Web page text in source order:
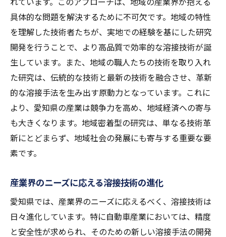
溶接技術の進化による製品イノベーション
安全性を高める溶接技術の開発
自動車産業と溶接技術の新たな接点とは
自動車製造における溶接技術の変遷
新素材対応の溶接技術の導入
未来の自動車産業を支える溶接技術
エコカー開発における溶接の役割
溶接技術と自動車デザインの関係
高精度溶接技術の背景と必要性
レーザー溶接技術の進化とその応用
職人技と先端技術が融合する溶接
精度を追求するための技術開発
具体的な問題を解決するために不可欠です。地域の特性
を理解した技術者たちが、実地での経験を基にした研究
開発を行うことで、より高品質で効率的な溶接技術が誕
生しています。また、地域の職人たちの技術を取り入れ
た研究は、伝統的な技術と最新の技術を融合させ、革新
的な溶接手法を生み出す原動力となっています。これに
より、愛知県の産業は競争力を高め、地域経済への寄与
も大きくなります。地域密着型の研究は、単なる技術革
新にとどまらず、地域社会の発展にも寄与する重要な要
素です。
産業界のニーズに応える溶接技術の進化
愛知県では、産業界のニーズに応えるべく、溶接技術は
日々進化しています。特に自動車産業においては、精度
と安全性が求められ、そのための新しい溶接手法の開発